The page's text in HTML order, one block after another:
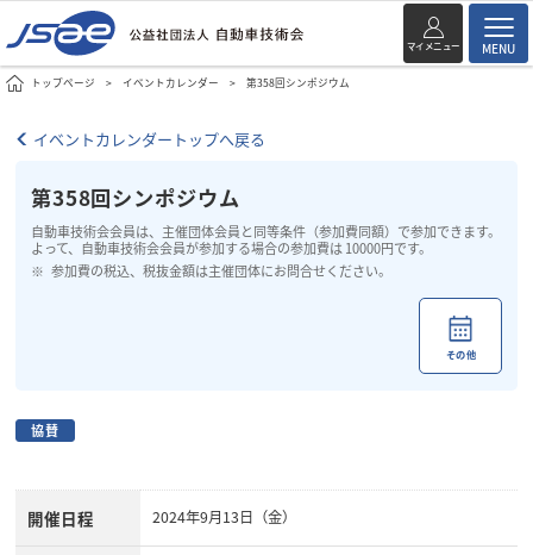
マイメニュー MENU
トップページ イベントカレンダー 第358回シンポジウム
イベントカレンダートップへ戻る
第358回シンポジウム
自動車技術会会員は、主催団体会員と同等条件（参加費同額）で参加できます。
よって、自動車技術会会員が参加する場合の参加費は 10000円です。
参加費の税込、税抜金額は主催団体にお問合せください。
その他
協賛
開催日程 2024年9月13日（金）